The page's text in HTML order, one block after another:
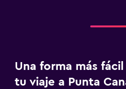
Una forma más
tu viaje a Punta